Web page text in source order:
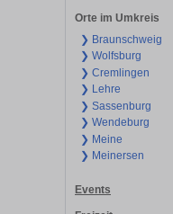
Orte im Umkreis
❯ Braunschweig
❯ Wolfsburg
❯ Cremlingen
❯ Lehre
❯ Sassenburg
❯ Wendeburg
❯ Meine
❯ Meinersen
Events